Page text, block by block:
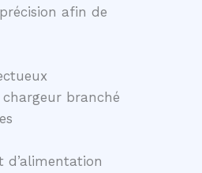
afin de
branché